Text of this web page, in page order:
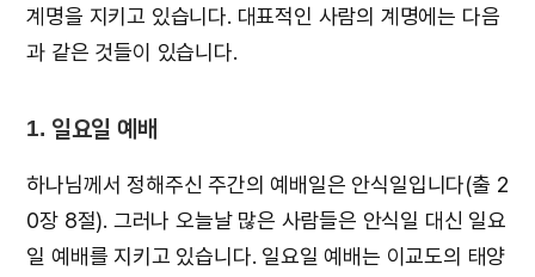
계명을 지키고 있습니다. 대표적인 사람의 계명에는 다음
과 같은 것들이 있습니다.
1. 일요일 예배
하나님께서 정해주신 주간의 예배일은 안식일입니다(출 2
0장 8절). 그러나 오늘날 많은 사람들은 안식일 대신 일요
일 예배를 지키고 있습니다. 일요일 예배는 이교도의 태양